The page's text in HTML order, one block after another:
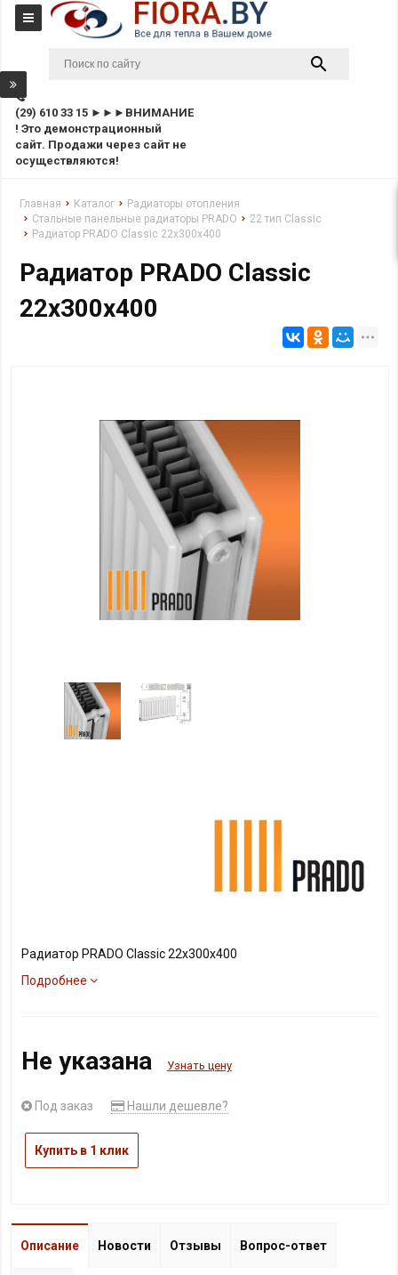
(29) 610 33 15 ►►►ВНИМАНИЕ
! Это демонстрационный
сайт. Продажи через сайт не
осуществляются!
Главная Каталог
Радиаторы отопления
Стальные панельные радиаторы PRADO
22 тип Classic
Радиатор PRADO Classic 22х300х400
Радиатор PRADO Classic
22х300х400
Радиатор PRADO Classic 22х300х400
Подробнее
Не указана Узнать цену
Под заказ Нашли дешевле?
Купить в 1 клик
Описание Новости Отзывы Вопрос-ответ